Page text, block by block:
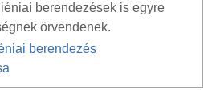
berendezések is egyre
örvendenek.
berendezés